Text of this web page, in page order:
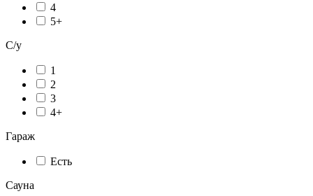
4
5+
С/у
1
2
3
4+
Гараж
Есть
Сауна